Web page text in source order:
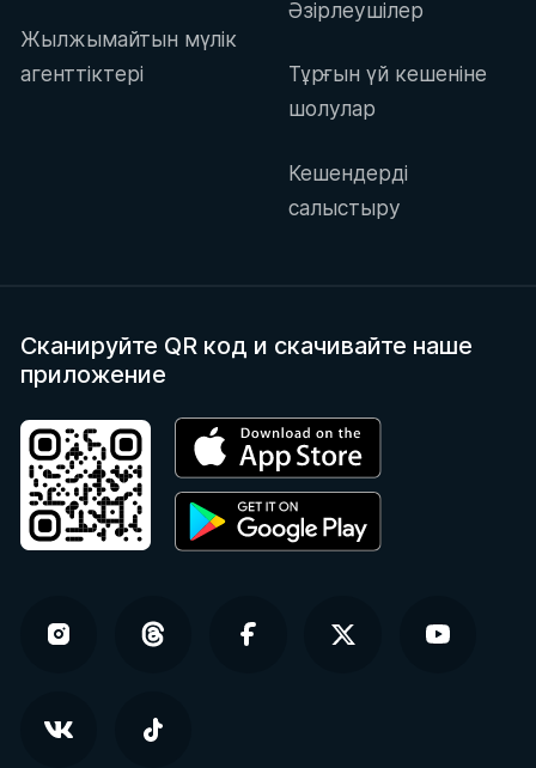
Жылжымайтын мүлік
агенттіктері
Әзірлеушілер
Тұрғын үй кешеніне
шолулар
Кешендерді
салыстыру
Сканируйте QR код и скачивайте наше
приложение